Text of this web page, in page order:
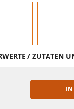
/ ZUTATEN
IN